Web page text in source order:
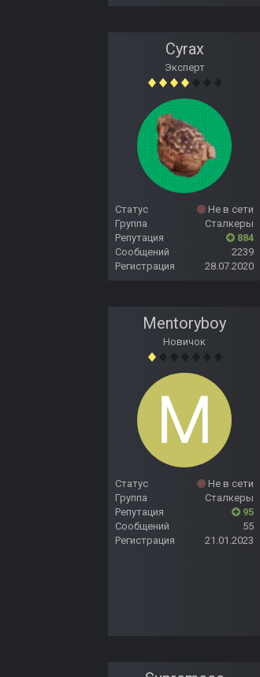
Cyrax
Эксперт
Статус
Не в сети
Группа
Сталкеры
Репутация
884
Сообщений
2239
Регистрация
28.07.2020
Mentoryboy
Новичок
Статус
Не в сети
Группа
Сталкеры
Репутация
95
Сообщений
55
Регистрация
21.01.2023